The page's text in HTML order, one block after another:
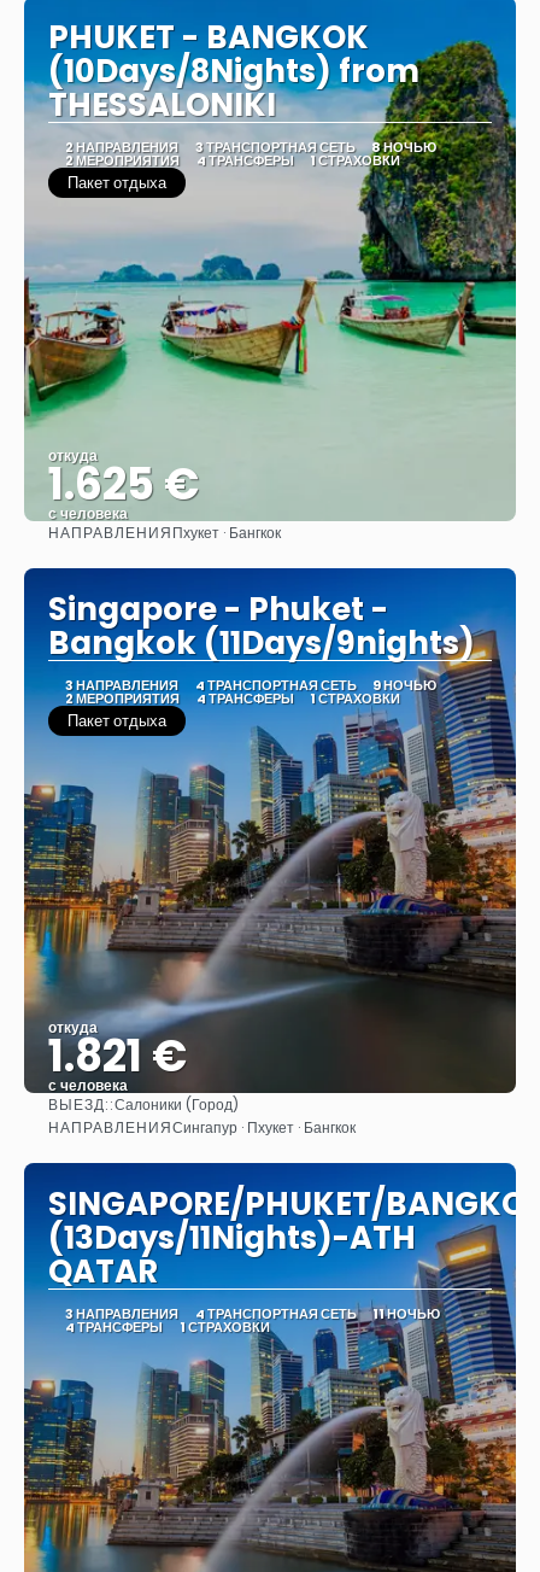
PHUKET - BANGKOK
(10Days/8Nights) from
THESSALONIKI
2 НАПРАВЛЕНИЯ 3 ТРАНСПОРТНАЯ СЕТЬ 8 НОЧЬЮ
2 МЕРОПРИЯТИЯ 4 ТРАНСФЕРЫ 1 СТРАХОВКИ
Пакет отдыха
откуда
1.625 €
с человека
Видеть
НАПРАВЛЕНИЯПхукет · Бангкок
Singapore - Phuket -
Bangkok (11Days/9nights)
3 НАПРАВЛЕНИЯ 4 ТРАНСПОРТНАЯ СЕТЬ 9 НОЧЬЮ
2 МЕРОПРИЯТИЯ 4 ТРАНСФЕРЫ 1 СТРАХОВКИ
Пакет отдыха
откуда
1.821 €
с человека
Видеть
ВЫЕЗД::Салоники (Город)
НАПРАВЛЕНИЯСингапур · Пхукет · Бангкок
SINGAPORE/PHUKET/
(13Days/11Nights)-ATH
QATAR
3 НАПРАВЛЕНИЯ 4 ТРАНСПОРТНАЯ СЕТЬ 11 НОЧЬЮ
4 ТРАНСФЕРЫ 1 СТРАХОВКИ